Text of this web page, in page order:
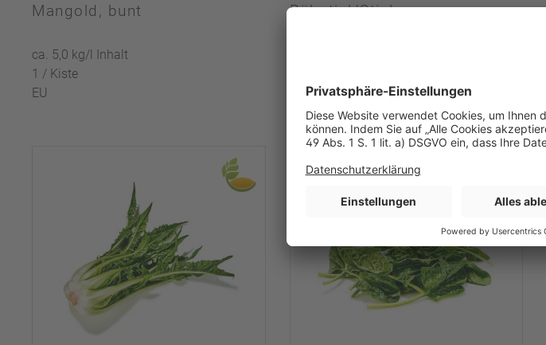
Mangold, bunt
ca. 5,0 kg/l Inhalt
1 / Kiste
EU
Rübstiel/Stielmus
Deutschland